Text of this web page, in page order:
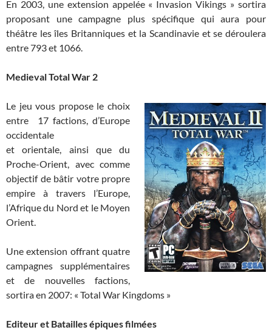
En 2003, une extension appelée « Invasion Vikings » sortira
proposant une campagne plus spécifique qui aura pour
théâtre les îles Britanniques et la Scandinavie et se déroulera
entre 793 et 1066.
Medieval Total War 2
Le jeu vous propose le choix
entre 17 factions, d’Europe
occidentale
et orientale, ainsi que du
Proche-Orient, avec comme
objectif de bâtir votre propre
empire à travers l’Europe,
l’Afrique du Nord et le Moyen
Orient.
Une extension offrant quatre
campagnes supplémentaires
et de nouvelles factions,
sortira en 2007: « Total War Kingdoms »
Editeur et Batailles épiques filmées